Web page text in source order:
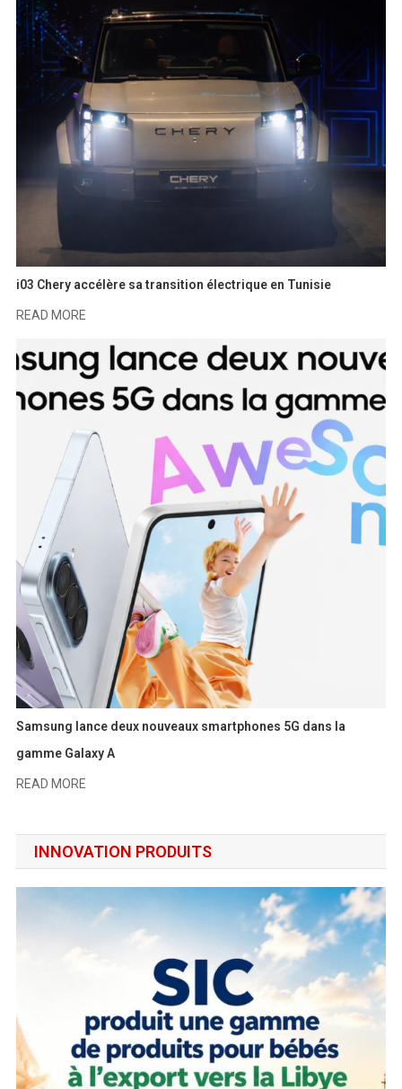
i03 Chery accélère sa transition électrique en Tunisie
READ MORE
Samsung lance deux nouveaux smartphones 5G dans la
gamme Galaxy A
READ MORE
INNOVATION PRODUITS